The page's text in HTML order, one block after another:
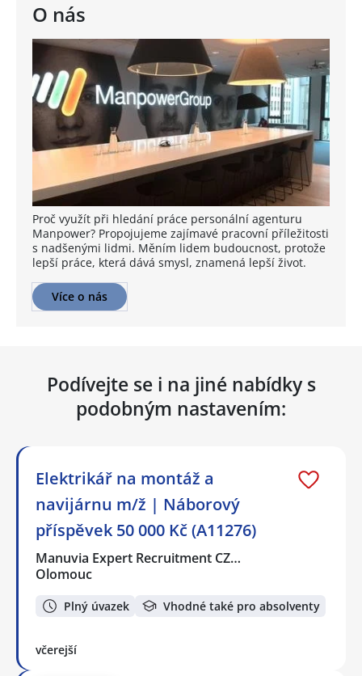
O nás
Proč využít při hledání práce personální agenturu
Manpower? Propojujeme zajímavé pracovní příležitosti
s nadšenými lidmi. Měním lidem budoucnost, protože
lepší práce, která dává smysl, znamená lepší život.
Více o nás
Podívejte se i na jiné nabídky s
podobným nastavením:
Elektrikář na montáž a
navijárnu m/ž | Náborový
příspěvek 50 000 Kč (A11276)
Manuvia Expert Recruitment CZ…
Olomouc
Plný úvazek Vhodné také pro absolventy
včerejší